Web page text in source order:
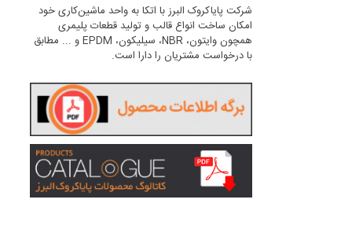
شرکت پایاکروک البرز با اتکا به واحد ماشین‌کاری خود
امکان ساخت انواع قالب و تولید قطعات پلیمری
همچون وایتون، NBR، سیلیکون، EPDM و ... مطابق
با درخواست مشتریان را دارا است.